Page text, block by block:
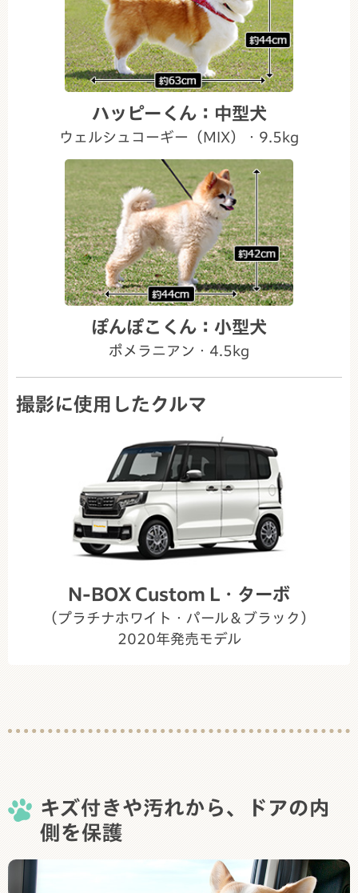
ハッピーくん：中型犬
ウェルシュコーギー（MIX）・9.5kg
ぽんぽこくん：小型犬
ポメラニアン・4.5kg
撮影に使用したクルマ
N-BOX Custom L・ターボ
（プラチナホワイト・パール＆ブラック）
2020年発売モデル
キズ付きや汚れから、ドアの内
側を保護